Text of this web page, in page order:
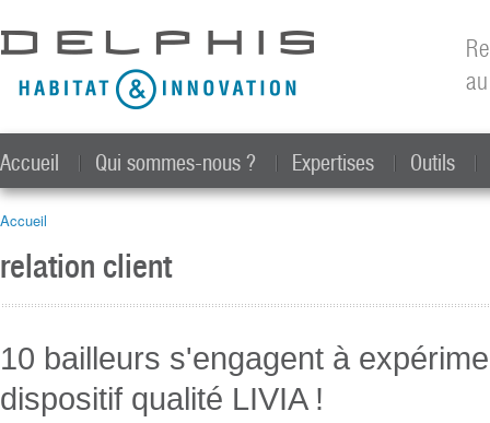
Accueil Qui sommes-nous ? Expertises Outils
Accueil
relation client
10 bailleurs s'engagent à
dispositif qualité LIVIA !